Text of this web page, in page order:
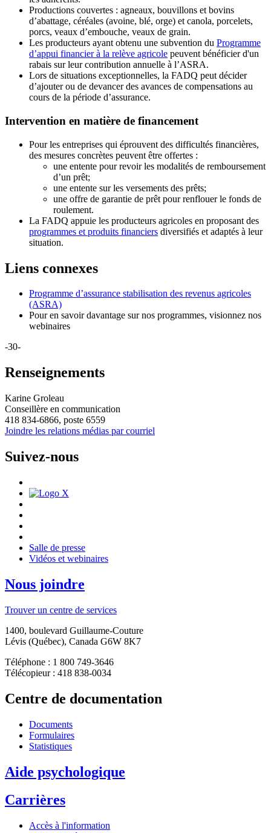
Productions couvertes : agneaux, bouvillons et bovins
d’abattage, céréales (avoine, blé, orge) et canola, porcelets,
porcs, veaux d’embouche, veaux de grain.
Les producteurs ayant obtenu une subvention du Programme
d’appui financier à la relève agricole peuvent bénéficier d'un
rabais sur leur contribution annuelle à l’ASRA.
Lors de situations exceptionnelles, la FADQ peut décider
d’ajouter ou de devancer des avances de compensations au
cours de la période d’assurance.
Intervention en matière de financement
Pour les entreprises qui éprouvent des difficultés financières,
des mesures concrètes peuvent être offertes :
une entente pour revoir les modalités de remboursement
d’un prêt;
une entente sur les versements des prêts;
une offre de garantie de prêt pour renflouer le fonds de
roulement.
La FADQ appuie les producteurs agricoles en proposant des
programmes et produits financiers diversifiés et adaptés à leur
situation.
Liens connexes
Programme d’assurance stabilisation des revenus agricoles
(ASRA)
Pour en savoir davantage sur nos programmes, visionnez nos
webinaires
-30-
Renseignements
Karine Groleau
Conseillère en communication
418 834-6866, poste 6559
Joindre les relations médias par courriel
Suivez-nous
Salle de presse
Vidéos et webinaires
Nous joindre
Trouver un centre de services
1400, boulevard Guillaume-Couture
Lévis (Québec), Canada G6W 8K7
Téléphone : 1 800 749-3646
Télécopieur : 418 838-0034
Centre de documentation
Documents
Formulaires
Statistiques
Aide psychologique
Carrières
Accès à l'information